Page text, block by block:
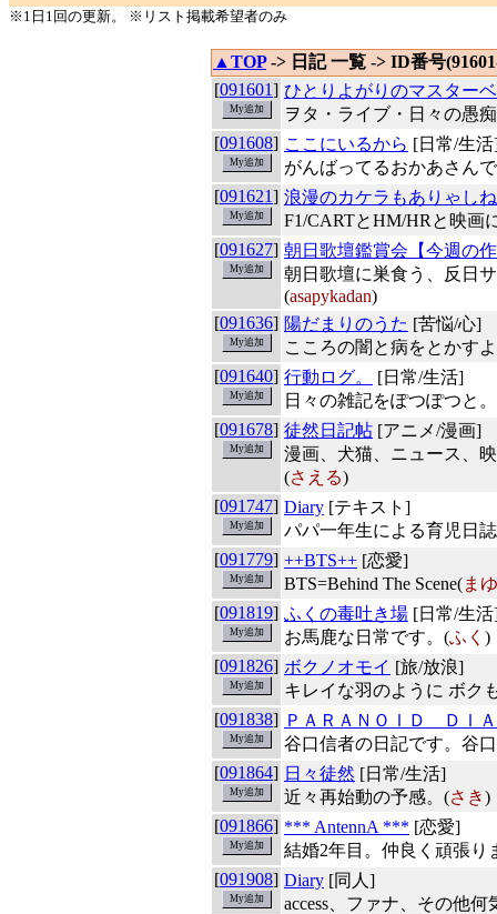
※1日1回の更新。 ※リスト掲載希望者のみ
▲TOP-> 日記 一覧 -> ID番号
[091601] ひとりよがりのマスター
ヲタ・ライブ・日々の愚
[091608] ここにいるから [日常/生
がんばってるおかあさん
[091621] 浪漫のカケラもありゃし
F1/CARTとHM/HRと映画
[091627] 朝日歌壇鑑賞会【今週の
朝日歌壇に巣食う、反日
(asapykadan)
[091636] 陽だまりのうた [苦悩/心]
こころの闇と病をとかす
[091640] 行動ログ。
[日常/生活]
日々の雑記をぽつぽつと
[091678] 徒然日記帖 [アニメ/漫画]
漫画、犬猫、ニュース、
(さえる)
[091747] Diary [テキスト]
パパ一年生による育児日
[091779] ++BTS++ [恋愛]
BTS=Behind The Scene(まゆ
[091819] ふくの毒吐き場 [日常/生
お馬鹿な日常です。(ふく )
[091826] ボクノオモイ [旅/放浪]
キレイな羽のように ボク
[091838] ＰＡＲＡＮＯＩＤ ＤＩ
谷口信者の日記です。谷
[091864] 日々徒然 [日常/生活]
近々再始動の予感。(さき)
[091866] *** AntennA *** [恋愛]
結婚2年目。仲良く頑張り
[091908] Diary [同人]
access、ファナ、その他